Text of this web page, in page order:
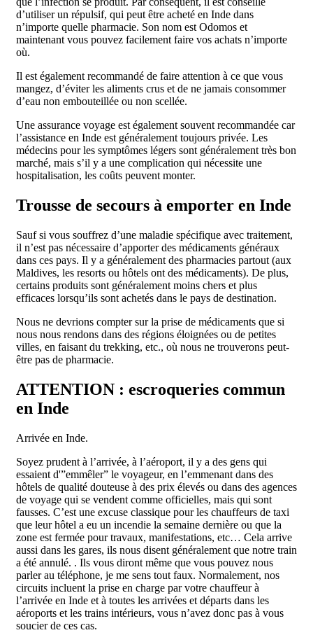
d’utiliser un répulsif, qui peut être acheté en Inde dans
n’importe quelle pharmacie. Son nom est Odomos et
maintenant vous pouvez facilement faire vos achats n’importe
où.
Il est également recommandé de faire attention à ce que vous
mangez, d’éviter les aliments crus et de ne jamais consommer
d’eau non embouteillée ou non scellée.
Une assurance voyage est également souvent recommandée car
l’assistance en Inde est généralement toujours privée. Les
médecins pour les symptômes légers sont généralement très bon
marché, mais s’il y a une complication qui nécessite une
hospitalisation, les coûts peuvent monter.
Trousse de secours à emporter en Inde
Sauf si vous souffrez d’une maladie spécifique avec traitement,
il n’est pas nécessaire d’apporter des médicaments généraux
dans ces pays. Il y a généralement des pharmacies partout (aux
Maldives, les resorts ou hôtels ont des médicaments). De plus,
certains produits sont généralement moins chers et plus
efficaces lorsqu’ils sont achetés dans le pays de destination.
Nous ne devrions compter sur la prise de médicaments que si
nous nous rendons dans des régions éloignées ou de petites
villes, en faisant du trekking, etc., où nous ne trouverons peut-
être pas de pharmacie.
ATTENTION : escroqueries commun
en Inde
Arrivée en Inde.
Soyez prudent à l’arrivée, à l’aéroport, il y a des gens qui
essaient d'”emmêler” le voyageur, en l’emmenant dans des
hôtels de qualité douteuse à des prix élevés ou dans des agences
de voyage qui se vendent comme officielles, mais qui sont
fausses. C’est une excuse classique pour les chauffeurs de taxi
que leur hôtel a eu un incendie la semaine dernière ou que la
zone est fermée pour travaux, manifestations, etc… Cela arrive
aussi dans les gares, ils nous disent généralement que notre train
a été annulé. . Ils vous diront même que vous pouvez nous
parler au téléphone, je me sens tout faux. Normalement, nos
circuits incluent la prise en charge par votre chauffeur à
l’arrivée en Inde et à toutes les arrivées et départs dans les
aéroports et les trains intérieurs, vous n’avez donc pas à vous
soucier de ces cas.